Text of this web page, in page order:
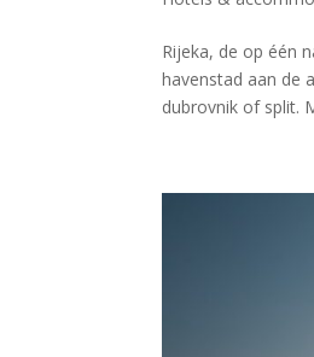
Rijeka, de op één
havenstad aan de
dubrovnik of split.